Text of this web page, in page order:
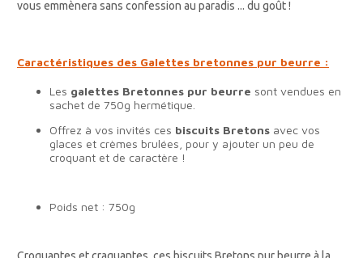
vous emmènera sans confession au paradis ... du goût !
Caractéristiques des Galettes bretonnes pur beurre :
Les galettes Bretonnes pur beurre sont vendues en
sachet de 750g hermétique.
Offrez à vos invités ces biscuits Bretons avec vos
glaces et crèmes brulées, pour y ajouter un peu de
croquant et de caractère !
Poids net : 750g
Croquantes et craquantes, ces biscuits Bretons pur beurre à la